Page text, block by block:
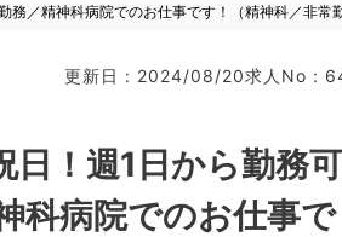
／精神科病院でのお仕事です！（精神科／非常勤
更新日 : 2024/08/20求人No :
日！週1日から勤務
科病院でのお仕事で